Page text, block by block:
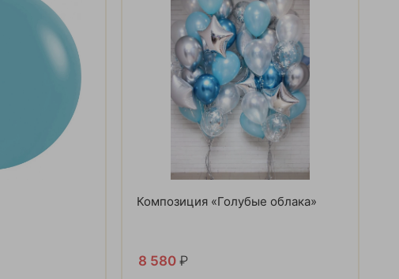
Композиция «Голубые облака»
8 580 ₽